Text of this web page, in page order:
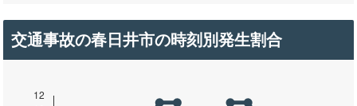
交通事故の春日井市の時刻別発生割合